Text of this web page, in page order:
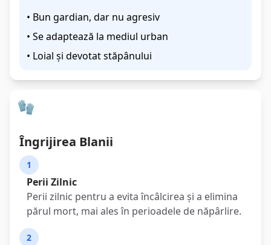
• Bun gardian, dar nu agresiv
• Se adaptează la mediul urban
• Loial și devotat stăpânului
🧤 Îngrijire și Întreținere
Îngrijirea Blanii
1
Perii Zilnic
Perii zilnic pentru a evita încâlcirea și a elimina
părul mort, mai ales în perioadele de năpârlire.
2